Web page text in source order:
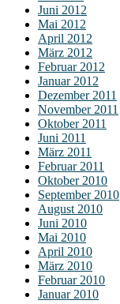
Juni 2012
Mai 2012
April 2012
März 2012
Februar 2012
Januar 2012
Dezember 2011
November 2011
Oktober 2011
Juni 2011
März 2011
Februar 2011
Oktober 2010
September 2010
August 2010
Juni 2010
Mai 2010
April 2010
März 2010
Februar 2010
Januar 2010